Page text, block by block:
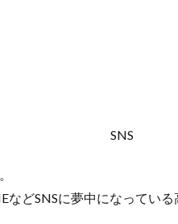
どSNSに夢中になっている